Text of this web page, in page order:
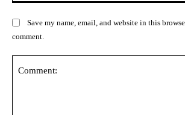
Save my name, email, and website in this
comment.